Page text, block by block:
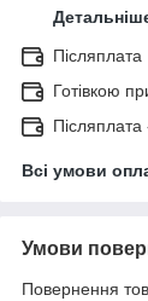
Післяплата
Готівкою
Післяплата
Всі умови
Умови
Повернення